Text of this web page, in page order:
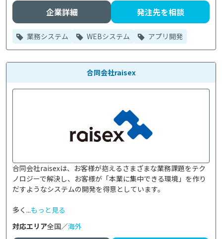
企業詳細 発注先を相談
業務システム WEBシステム アプリ開発
合同会社raisex
合同会社raisexは、お客様が抱えるさまざまな業務課題をテク
ノロジーで解決し、お客様が「本業に集中できる環境」を作り
だすようなシステムの開発を得意としています。
多く...もっと見る
対応エリア全国／海外